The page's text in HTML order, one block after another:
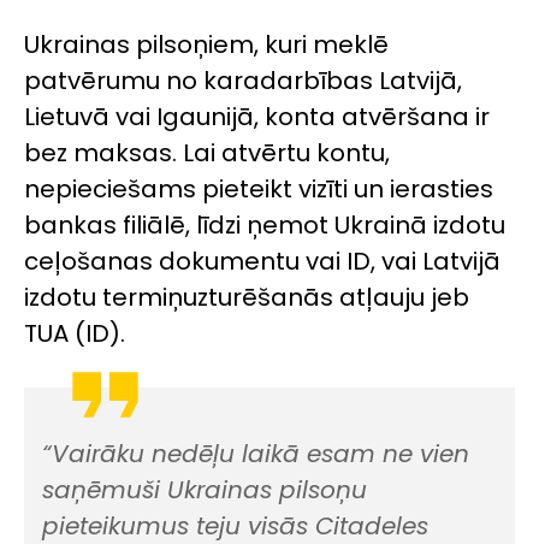
Ukrainas pilsoņiem, kuri meklē
patvērumu no karadarbības Latvijā,
Lietuvā vai Igaunijā, konta atvēršana ir
bez maksas. Lai atvērtu kontu,
nepieciešams pieteikt vizīti un ierasties
bankas filiālē, līdzi ņemot Ukrainā izdotu
ceļošanas dokumentu vai ID, vai Latvijā
izdotu termiņuzturēšanās atļauju jeb
TUA (ID).
“Vairāku nedēļu laikā esam ne vien
saņēmuši Ukrainas pilsoņu
pieteikumus teju visās Citadeles